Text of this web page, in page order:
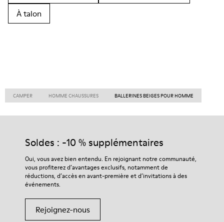
À talon
CAMPER HOMME CHAUSSURES BALLERINES BEIGES POUR HOMME
Soldes : -10 % supplémentaires
Oui, vous avez bien entendu. En rejoignant notre communauté,
vous profiterez d’avantages exclusifs, notamment de
réductions, d’accès en avant-première et d’invitations à des
événements.
Rejoignez-nous